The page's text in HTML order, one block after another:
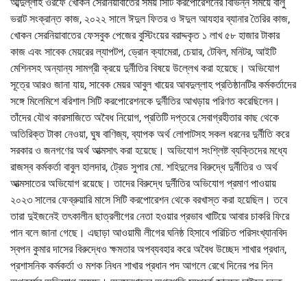
ভরাট সংক্রান্ত কাজ, ২০২২ সালে ঈদুল ফিতর ও ঈদুল আযহার ব্যানার তৈরির কাজ,
খোকন সেরনিয়াবাতের ফেসবুক পেজের বুস্টিংয়ের বরাদ্দকৃত ১ লাখ ৫৮ হাজার টাকার
কাজ এবং সাবেক মেয়রের ল্যাপটপ, ড্রোন ক্যামেরা, চেয়ার, টেবিল, মনিটর, আইটি
মেশিনসহ অন্যান্য সামগ্রী ক্রয়ে দুর্নীতির বিষয়ে উল্লেখ করা হয়েছে। অভিযোগ
সূত্রে আরও জানা যায়, সাবেক মেয়র আবুল খায়ের আবদুল্লাহ প্রতিষ্ঠানটির কর্মকর্তাদের
সঙ্গে মিলেমিশে বরিশাল সিটি করপোরেশনকে দুর্নীতির আখড়ায় পরিণত করেছিলেন।
তাঁদের যৌথ কারসাজিতে অবৈধ নিয়োগ, প্রতিটি দপ্তরে সেবাগ্রহীতার কাছ থেকে
অতিরিক্ত টাকা নেওয়া, ঘুষ বাণিজ্য, ব্যাপক অর্থ লোপাটসহ সকল ধরনের দুর্নীতি করে
সরকার ও জনগণের অর্থ আত্মসাৎ করা হয়েছে। অভিযোগ সংশ্লিষ্ট ব্যক্তিদের মধ্যে
রাজস্ব কর্মকর্তা বাবুল হালদার, ট্রেড সুপার মো. শহিদুলের বিরুদ্ধে দুর্নীতির ও অর্থ
আত্মসাতের অভিযোগ রয়েছে। তাদের বিরুদ্ধে দুর্নীতির অভিযোগ প্রমাণ পাওয়ায়
২০২৩ সালের ফেব্রুয়ারি মাসে সিটি করপোরেশন থেকে বরখাস্ত করা হয়েছিল। তবে
তারা দুইজনেই তৎকালীন ছাত্রলীগের নেতা হওয়ার প্রভাব খাটিয়ে আবার চাকরি ফিরে
পান বলে জানা গেছে। এছাড়া আওয়ামী লীগের ঘনিষ্ঠ হিসাবে পরিচিত পরিসংখ্যানবিদ
স্বপন কুমার দাসের বিরুদ্ধেও ক্ষমতার অপব্যবহার করে অবৈধ উচ্ছেদ শাখার প্রধান,
প্রশাসনিক কর্মকর্তা ও মশক নিধন শাখার প্রধান পদ আগলে রেখে দিনের পর দিন